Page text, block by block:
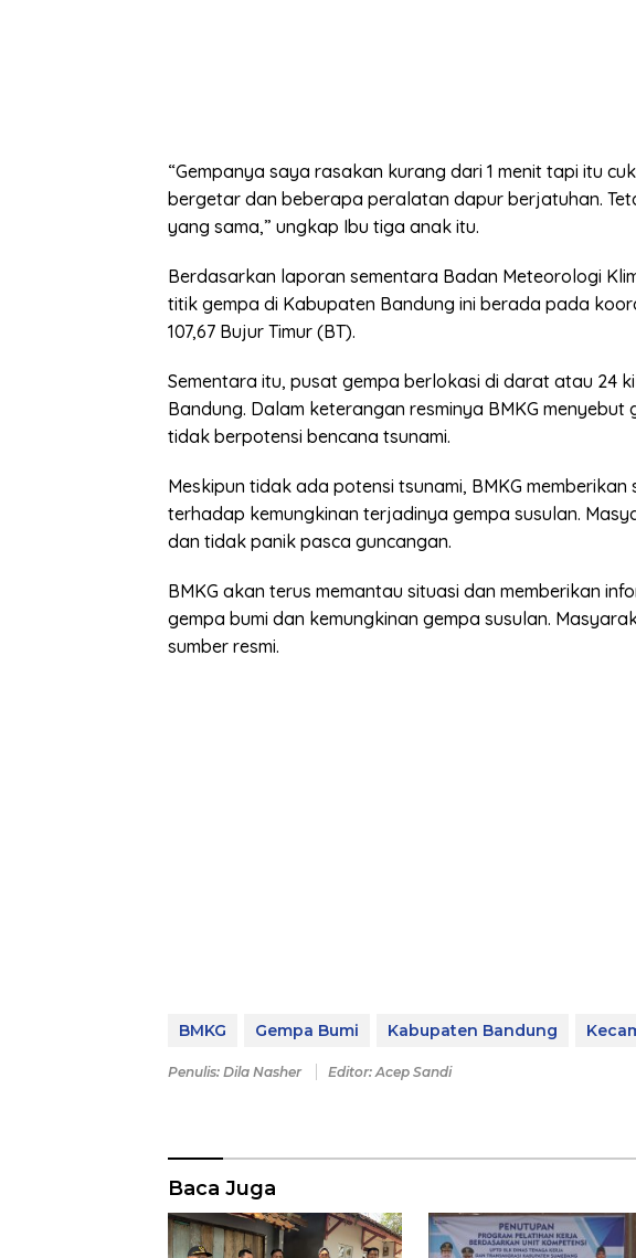
“Gempanya saya rasakan kurang dari 1 menit tapi itu
bergetar dan beberapa peralatan dapur berjatuhan.
yang sama,” ungkap Ibu tiga anak itu.
Berdasarkan laporan sementara Badan Meteorologi
titik gempa di Kabupaten Bandung ini berada pada
107,67 Bujur Timur (BT).
Sementara itu, pusat gempa berlokasi di darat atau 24
Bandung. Dalam keterangan resminya BMKG menyebut
tidak berpotensi bencana tsunami.
Meskipun tidak ada potensi tsunami, BMKG
terhadap kemungkinan terjadinya gempa susulan.
dan tidak panik pasca guncangan.
BMKG akan terus memantau situasi dan memberikan
gempa bumi dan kemungkinan gempa susulan.
sumber resmi.
BMKG Gempa Bumi Kabupaten Bandung
Penulis: Dila Nasher Editor: Acep Sandi
Baca Juga